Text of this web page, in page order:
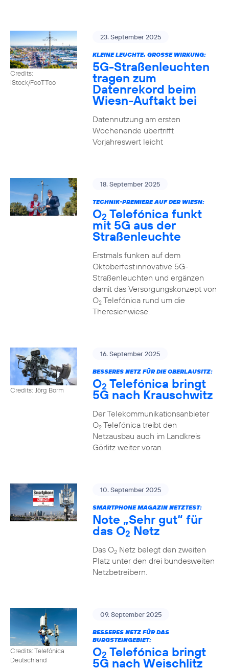
Credits:
iStock/FooTToo
23. September 2025
KLEINE LEUCHTE, GROSSE WIRKUNG:
5G-Straßenleuchten
tragen zum
Datenrekord beim
Wiesn-Auftakt bei
Datennutzung am ersten
Wochenende übertrifft
Vorjahreswert leicht
18. September 2025
TECHNIK-PREMIERE AUF DER WIESN:
O2 Telefónica funkt
mit 5G aus der
Straßenleuchte
Erstmals funken auf dem
Oktoberfest innovative 5G-
Straßenleuchten und ergänzen
damit das Versorgungskonzept von
O2Telefónica rund um die
Theresienwiese.
Credits: Jörg Borm
16. September 2025
BESSERES NETZ FÜR DIE OBERLAUSITZ:
O2 Telefónica bringt
5G nach Krauschwitz
Der Telekommunikationsanbieter
O2Telefónica treibt den
Netzausbau auch im Landkreis
Görlitz weiter voran.
10. September 2025
SMARTPHONE MAGAZIN NETZTEST:
Note „Sehr gut“ für
das O2 Netz
Das O2Netz belegt den zweiten
Platz unter den drei bundesweiten
Netzbetreibern.
Credits: Telefónica
Deutschland
09. September 2025
BESSERES NETZ FÜR DAS
BURGSTEINGEBIET:
O2 Telefónica bringt
5G nach Weischlitz